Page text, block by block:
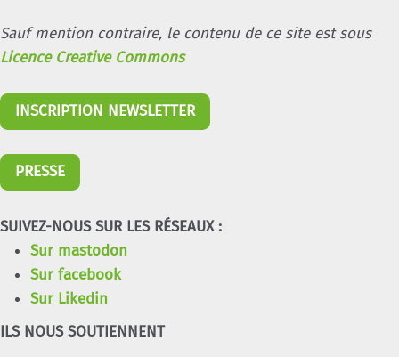
Sauf mention contraire, le contenu de ce site est sous
Licence Creative Commons
INSCRIPTION NEWSLETTER
PRESSE
SUIVEZ-NOUS SUR LES RÉSEAUX :
Sur mastodon
Sur facebook
Sur Likedin
ILS NOUS SOUTIENNENT